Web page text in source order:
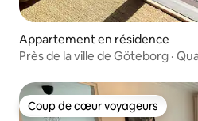
Appartement en résidence
Près de la ville de Göteborg ·
Coup de cœur voyageurs
Coup de cœur voyageurs